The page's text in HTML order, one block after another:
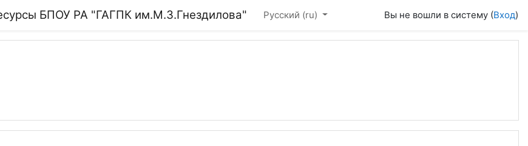
БПОУ РА "ГАГПК им.М.З.Гнездилова" Русский ‎(ru)‎ Вы не вошли в систему (Вход)